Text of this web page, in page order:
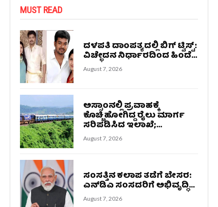
MUST READ
ದಳಪತಿ ದಾಂಪತ್ಯದಲ್ಲಿ ಬಿಗ್ ಟ್ವಿಸ್ಟ್:
ವಿಚ್ಛೇದನ ನಿರ್ಧಾರದಿಂದ ಹಿಂದೆ...
August 7, 2026
ಅಸ್ಸಾಂನಲ್ಲಿ ಪ್ರವಾಹಕ್ಕೆ
ಕೊಚ್ಚಿಹೋಗಿದ್ದ ರೈಲು ಮಾರ್ಗ
ಸರಿಪಡಿಸಿದ ಇಲಾಖೆ;...
August 7, 2026
ಸಂಸತ್ತಿನ ಕಲಾಪ ತಡೆಗೆ ಬೇಸರ:
ಎನ್‌ಡಿಎ ಸಂಸದರಿಗೆ ಅಭಿವೃದ್ಧಿ...
August 7, 2026